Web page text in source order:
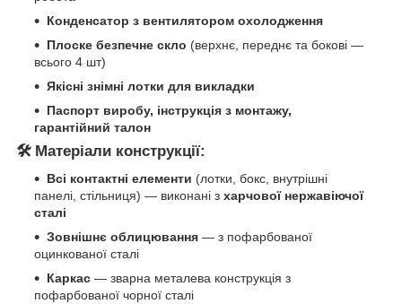
Конденсатор з вентилятором охолодження
Плоске безпечне скло (верхнє, переднє та бокові —
всього 4 шт)
Якісні знімні лотки для викладки
Паспорт виробу, інструкція з монтажу,
гарантійний талон
🛠 Матеріали конструкції:
Всі контактні елементи (лотки, бокс, внутрішні
панелі, стільниця) — виконані з харчової нержавіючої
сталі
Зовнішнє облицювання — з пофарбованої
оцинкованої сталі
Каркас — зварна металева конструкція з
пофарбованої чорної сталі